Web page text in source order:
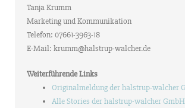
Tanja Krumm
Marketing und Kommunikation
Telefon: 07661-3963-18
E-Mail: krumm@halstrup-walcher.de
Weiterführende Links
Originalmeldung der halstrup-walcher
Alle Stories der halstrup-walcher GmbH